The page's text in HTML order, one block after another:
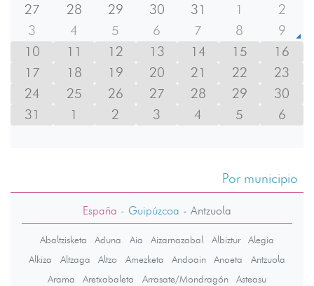
27
28 29 30 31 1
2
3
4 5 6 7 8
9
10
11 12 13 14 15
16
17
18 19 20 21 22
23
24
25 26 27 28 29
30
31
1 2 3 4 5 6
Por municipio
España - Guipúzcoa - Antzuola
Abaltzisketa Aduna Aia Aizarnazabal Albiztur
Alegia
Alkiza
Altzaga Altzo Amezketa Andoain Anoeta
Antzuola
Arama
Aretxabaleta Arrasate/Mondragón
Asteasu